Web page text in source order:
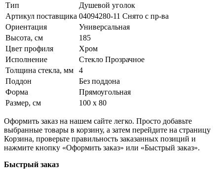
Тип
Душевой уголок
Артикул поставщика 04094280-11 Снято с пр-ва
Ориентация
Универсальная
Высота, см
185
Цвет профиля
Хром
Исполнение
Стекло Прозрачное
Толщина стекла, мм
4
Поддон
Без поддона
Форма
Прямоугольная
Размер, см
100 х 80
Оформить заказ на нашем сайте легко. Просто добавьте
выбранные товары в корзину, а затем перейдите на страницу
Корзина, проверьте правильность заказанных позиций и
нажмите кнопку «Оформить заказ» или «Быстрый заказ».
Быстрый заказ